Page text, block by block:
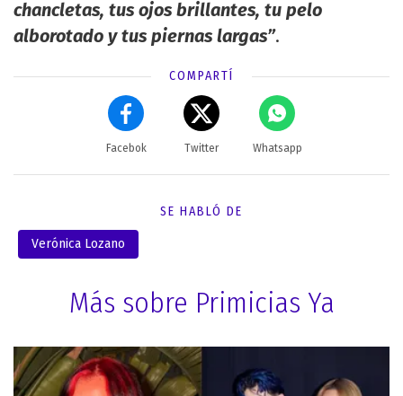
chancletas, tus ojos brillantes, tu pelo
alborotado y tus piernas largas”.
COMPARTÍ
Facebok Twitter Whatsapp
SE HABLÓ DE
Verónica Lozano
Más sobre Primicias Ya